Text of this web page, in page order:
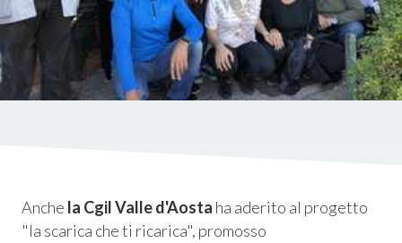
Anche la Cgil Valle d'Aosta ha aderito al progetto
"la scarica che ti ricarica", promosso